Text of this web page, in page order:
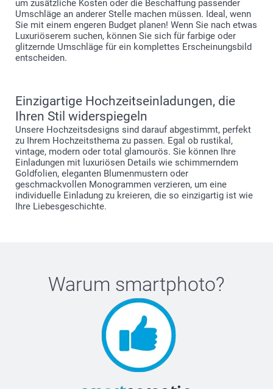
um zusätzliche Kosten oder die Beschaffung passender
Umschläge an anderer Stelle machen müssen. Ideal, wenn
Sie mit einem engeren Budget planen! Wenn Sie nach etwas
Luxuriöserem suchen, können Sie sich für farbige oder
glitzernde Umschläge für ein komplettes Erscheinungsbild
entscheiden.
Einzigartige Hochzeitseinladungen, die
Ihren Stil widerspiegeln
Unsere Hochzeitsdesigns sind darauf abgestimmt, perfekt
zu Ihrem Hochzeitsthema zu passen. Egal ob rustikal,
vintage, modern oder total glamourös. Sie können Ihre
Einladungen mit luxuriösen Details wie schimmerndem
Goldfolien, eleganten Blumenmustern oder
geschmackvollen Monogrammen verzieren, um eine
individuelle Einladung zu kreieren, die so einzigartig ist wie
Ihre Liebesgeschichte.
Warum smartphoto?